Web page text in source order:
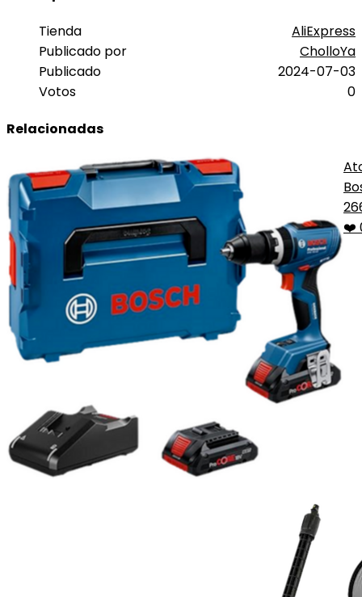
Tienda
AliExpress
Publicado por
CholloYa
Publicado
2024-07-03
Votos
0
Relacionadas
❤️